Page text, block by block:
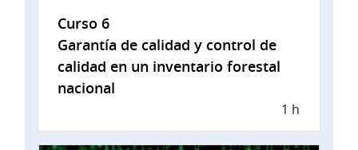
Curso 6
Garantía de calidad y control de
calidad en un inventario forestal
nacional
1 h